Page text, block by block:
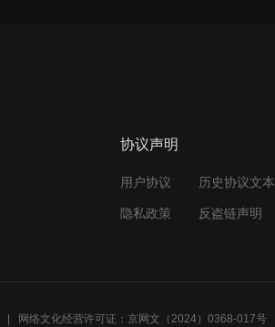
协议声明
用户协议 历史协议文本
隐私政策 反盗链声明
网络文化经营许可证：京网文（2024）0368-017号